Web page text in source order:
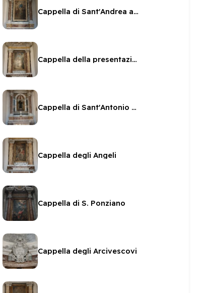
Cappella di Sant'Andrea apostolo
Cappella della presentazione di Maria al tempio
Cappella di Sant'Antonio da Padova
Cappella degli Angeli
Cappella di S. Ponziano
Cappella degli Arcivescovi